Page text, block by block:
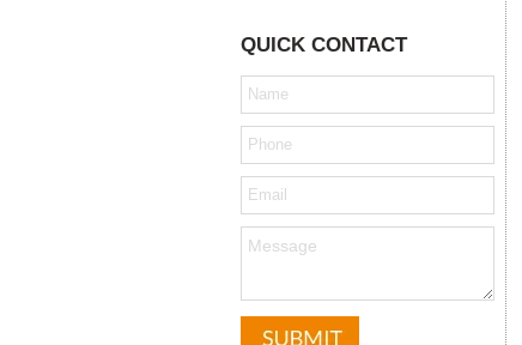
QUICK CONTACT